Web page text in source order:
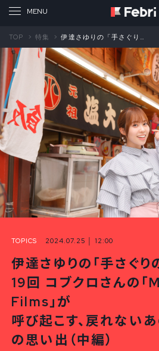
TOP 特集 伊達さゆりの「手さぐりの旅」 第19回 コブクロさんの「Million Films」が呼び起こす 戻れないあの頃と父の思い出（中編）
TOPICS 2024.07.25 │ 12:00
伊達さゆりの「手さぐり
19回 コブクロさんの「
Films」が
呼び起こす、戻れない
の思い出（中編）